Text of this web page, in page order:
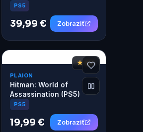
PS5
39,99 € Zobraziť
★ 8,7
PLAION
Hitman: World of
Assassination (PS5)
PS5
19,99 € Zobraziť